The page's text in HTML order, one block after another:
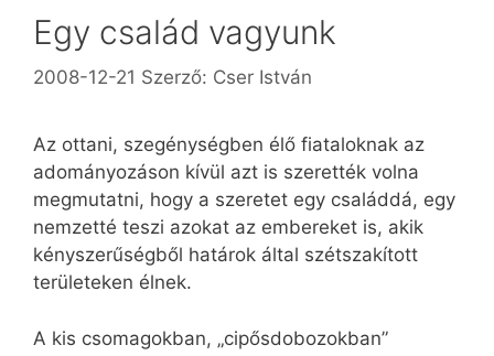
Egy család vagyunk
2008-12-21 Szerző: Cser István
Az ottani, szegénységben élő fiataloknak az
adományozáson kívül azt is szerették volna
megmutatni, hogy a szeretet egy családdá, egy
nemzetté teszi azokat az embereket is, akik
kényszerűségből határok által szétszakított
területeken élnek.
A kis csomagokban, „cipősdobozokban”